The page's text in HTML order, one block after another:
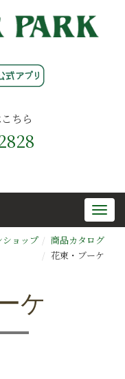
ちら
ショップ
商品カタログ
花束・ブーケ
ケ